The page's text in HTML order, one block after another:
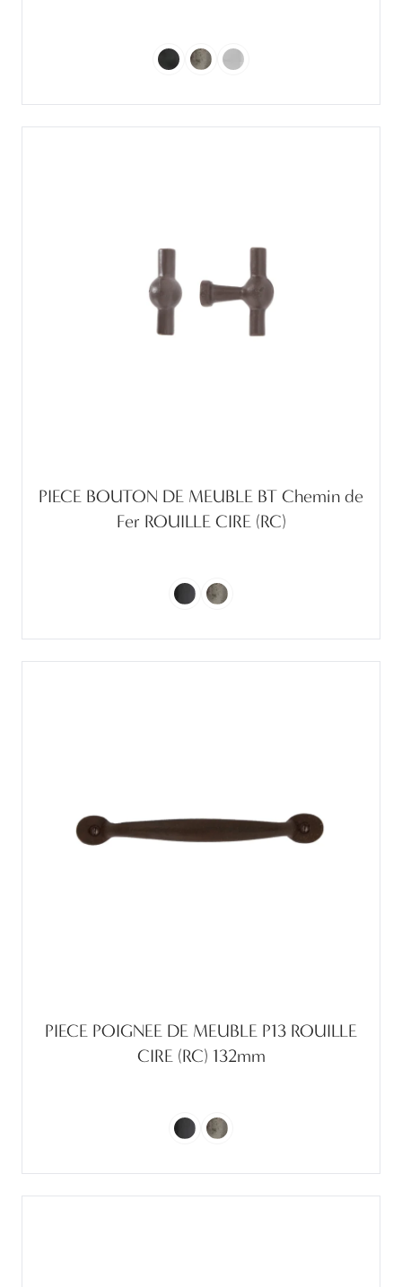
PIECE BOUTON DE MEUBLE BT Chemin de
Fer ROUILLE CIRE (RC)
PIECE POIGNEE DE MEUBLE P13 ROUILLE
CIRE (RC) 132mm